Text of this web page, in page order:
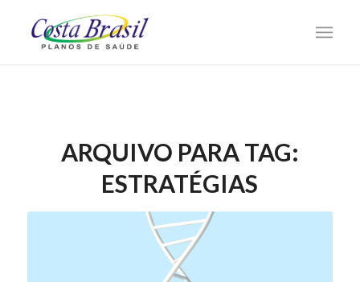
ARQUIVO PARA TAG:
ESTRATÉGIAS